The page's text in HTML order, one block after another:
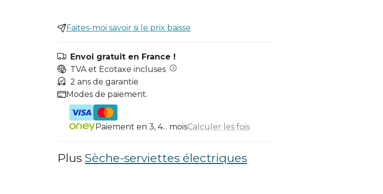
Faites-moi savoir si le prix baisse
Envoi gratuit en France !
TVA et Ecotaxe incluses
2 ans de garantie
Modes de paiement.
Paiement en 3, 4... moisCalculer les fois
Plus Sèche-serviettes électriques